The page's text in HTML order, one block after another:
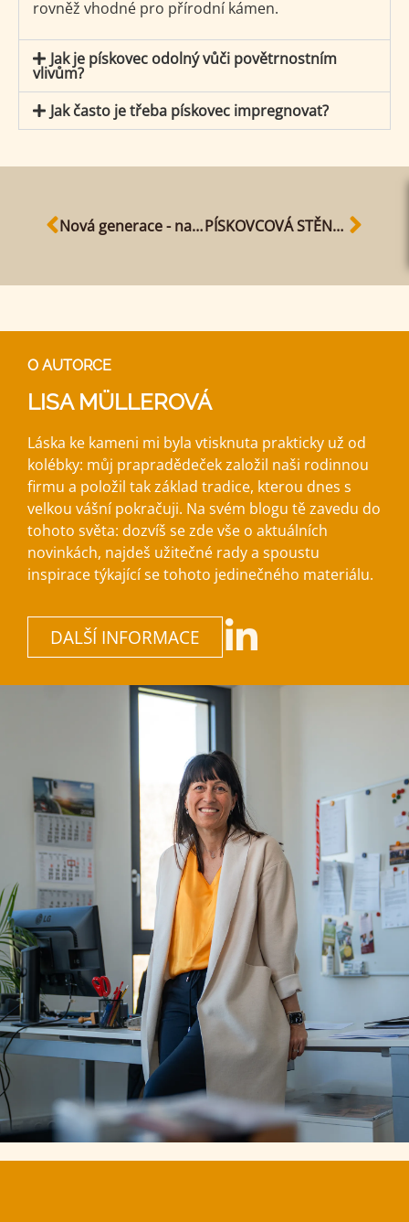
rovněž vhodné pro přírodní kámen.
Jak je pískovec odolný vůči povětrnostním
vlivům?
Jak často je třeba pískovec impregnovat?
Nová generace - naši noví pískovcoví dělníci PÍSKOVCOVÁ STĚNA JAKO AKCENT VE VAŠEM DOMĚ
O AUTORCE
LISA MÜLLEROVÁ
Láska ke kameni mi byla vtisknuta prakticky už od
kolébky: můj prapradědeček založil naši rodinnou
firmu a položil tak základ tradice, kterou dnes s
velkou vášní pokračuji. Na svém blogu tě zavedu do
tohoto světa: dozvíš se zde vše o aktuálních
novinkách, najdeš užitečné rady a spoustu
inspirace týkající se tohoto jedinečného materiálu.
DALŠÍ INFORMACE